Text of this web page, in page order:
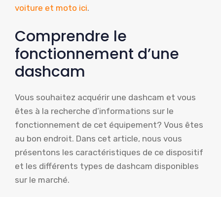
voiture et moto ici.
Comprendre le
fonctionnement d’une
dashcam
Vous souhaitez acquérir une dashcam et vous
êtes à la recherche d’informations sur le
fonctionnement de cet équipement? Vous êtes
au bon endroit. Dans cet article, nous vous
présentons les caractéristiques de ce dispositif
et les différents types de dashcam disponibles
sur le marché.